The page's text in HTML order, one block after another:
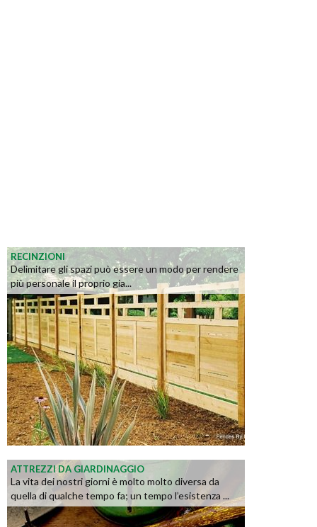
RECINZIONI
Delimitare gli spazi può essere un modo per rendere
più personale il proprio gia...
ATTREZZI DA GIARDINAGGIO
La vita dei nostri giorni è molto molto diversa da
quella di qualche tempo fa; un tempo l’esistenza ...